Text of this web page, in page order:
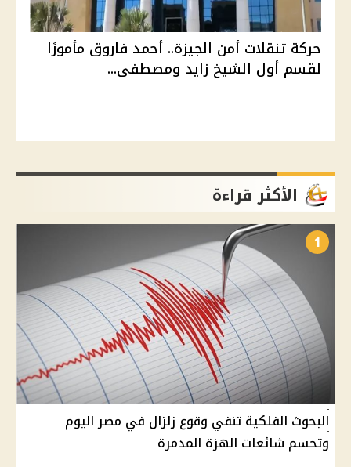
حركة تنقلات أمن الجيزة.. أحمد فاروق مأمورًا
لقسم أول الشيخ زايد ومصطفى...
الأكثر قراءة
1
البحوث الفلكية تنفي وقوع زلزال في مصر اليوم
وتحسم شائعات الهزة المدمرة